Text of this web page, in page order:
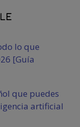
lo que
[Guía
que puedes
artificial